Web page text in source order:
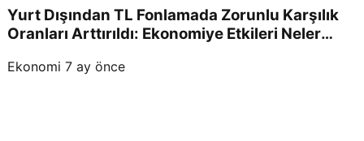
Yurt Dışından TL Fonlamada Zorunlu Karşılık
Oranları Arttırıldı: Ekonomiye Etkileri Neler
Ekonomi 7 ay önce